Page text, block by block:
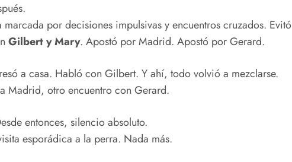
por decisiones impulsivas y encuentros cruzados. Evitó
Gilbert y Mary. Apostó por Madrid. Apostó por Gerard.
a casa. Habló con Gilbert. Y ahí, todo volvió a mezclarse.
Madrid, otro encuentro con Gerard.
entonces, silencio absoluto.
esporádica a la perra. Nada más.